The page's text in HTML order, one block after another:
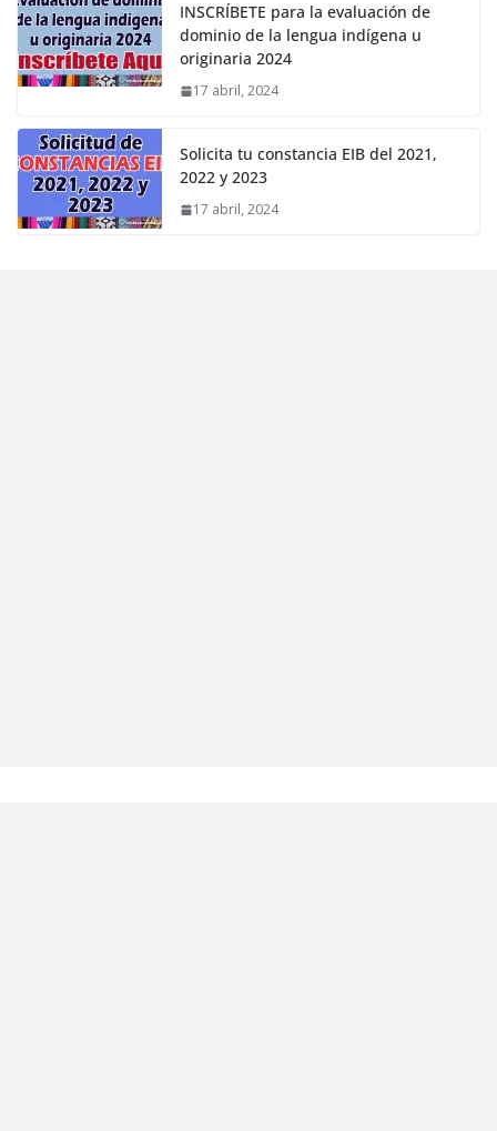
INSCRÍBETE para la evaluación de
dominio de la lengua indígena u
originaria 2024
17 abril, 2024
Solicita tu constancia EIB del 2021,
2022 y 2023
17 abril, 2024